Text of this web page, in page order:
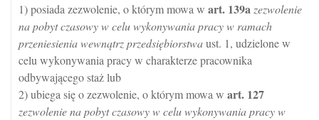
1) posiada zezwolenie, o którym mowa w art. 139a zezwolenie
na pobyt czasowy w celu wykonywania pracy w ramach
przeniesienia wewnątrz przedsiębiorstwaust. 1, udzielone w
celu wykonywania pracy w charakterze pracownika
odbywającego staż lub
2) ubiega się o zezwolenie, o którym mowa w art. 127
zezwolenie na pobyt czasowy w celu wykonywania pracy w